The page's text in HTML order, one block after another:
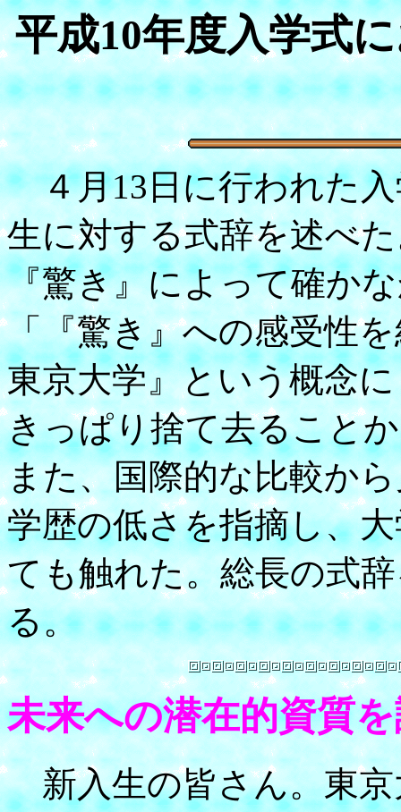
平成10年度入学式
４月13日に行われた入
生に対する式辞を述べ
『驚き』によって確か
「『驚き』への感受性
東京大学』という概念
きっぱり捨て去ること
また、国際的な比較か
学歴の低さを指摘し、
ても触れた。総長の式
る。
未来への潜在的資質
新入生の皆さん。東京